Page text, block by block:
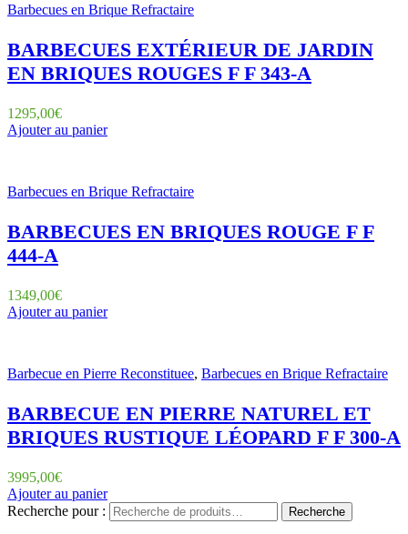
Barbecues en Brique Refractaire
BARBECUES EXTÉRIEUR DE JARDIN
EN BRIQUES ROUGES F F 343-A
1295,00€
Ajouter au panier
Barbecues en Brique Refractaire
BARBECUES EN BRIQUES ROUGE F F
444-A
1349,00€
Ajouter au panier
Barbecue en Pierre Reconstituee, Barbecues en Brique Refractaire
BARBECUE EN PIERRE NATUREL ET
BRIQUES RUSTIQUE LÉOPARD F F 300-A
3995,00€
Ajouter au panier
Recherche pour :
Recherche